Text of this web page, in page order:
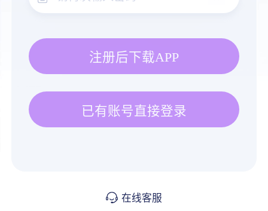
注册后下载APP
已有账号直接登录
在线客服